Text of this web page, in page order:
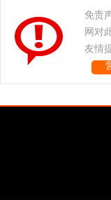
免责
网对
友情